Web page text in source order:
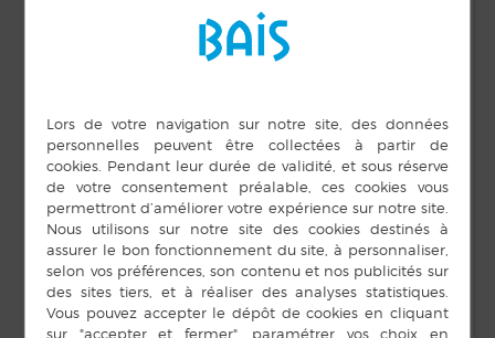
DÉTAILS
15 mai 2025
Heure :
16 h 30 min à 19 h 00
min
ORGANISATEUR
Producteurs locaux